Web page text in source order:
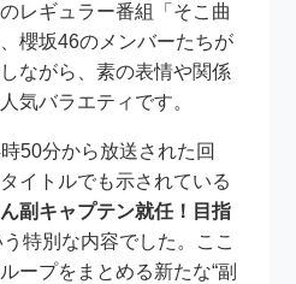
レギュラー番組「そこ曲
櫻坂46のメンバーたちが
ながら、素の表情や関係
気バラエティです。
50分から放送された回
イトルでも示されている
ん副キャプテン就任！目指
う特別な内容でした。ここ
ープをまとめる新たな“副